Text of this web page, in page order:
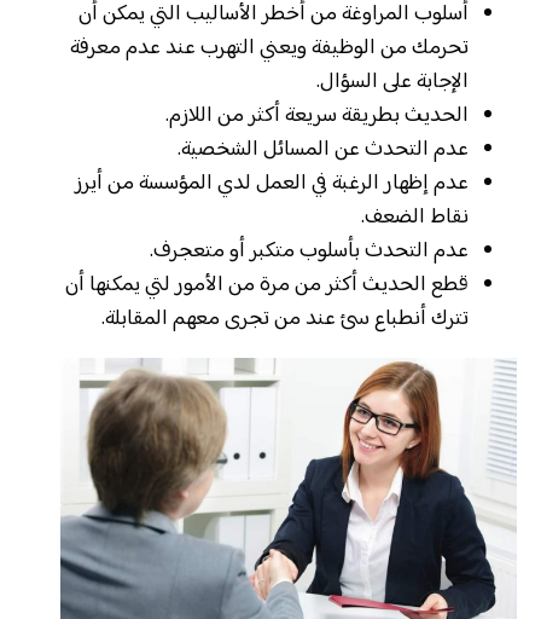
أسلوب المراوغة من أخطر الأساليب التي يمكن أن
تحرمك من الوظيفة ويعني التهرب عند عدم معرفة
الإجابة على السؤال.
الحديث بطريقة سريعة أكثر من اللازم.
عدم التحدث عن المسائل الشخصية.
عدم إظهار الرغبة في العمل لدي المؤسسة من أيرز
نقاط الضعف.
عدم التحدث بأسلوب متكبر أو متعجرف.
قطع الحديث أكثر من مرة من الأمور لتي يمكنها أن
تترك أنطباع سئ عند من تجرى معهم المقابلة.